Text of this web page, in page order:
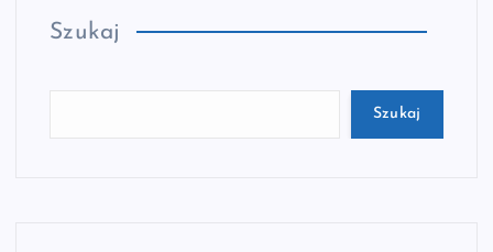
Szukaj
Szukaj